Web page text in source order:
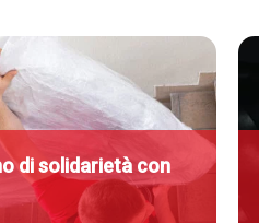
di solidarietà con